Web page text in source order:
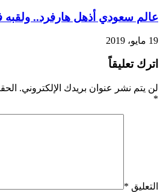
عالم سعودي أذهل هارفرد.. ولقبه
19 مايو، 2019
اترك تعليقاً
لن يتم نشر عنوان بريدك الإلكتروني.
*
التعليق *